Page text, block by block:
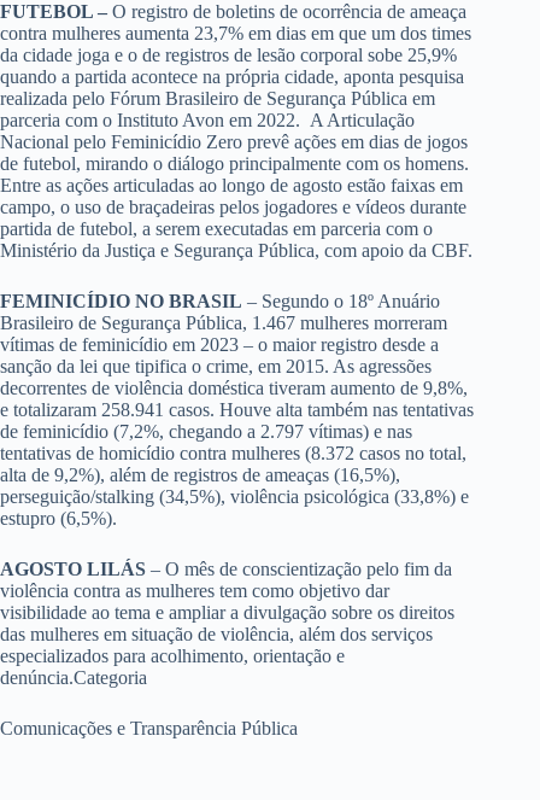
FUTEBOL – O registro de boletins de ocorrência de ameaça
contra mulheres aumenta 23,7% em dias em que um dos times
da cidade joga e o de registros de lesão corporal sobe 25,9%
quando a partida acontece na própria cidade, aponta pesquisa
realizada pelo Fórum Brasileiro de Segurança Pública em
parceria com o Instituto Avon em 2022. A Articulação
Nacional pelo Feminicídio Zero prevê ações em dias de jogos
de futebol, mirando o diálogo principalmente com os homens.
Entre as ações articuladas ao longo de agosto estão faixas em
campo, o uso de braçadeiras pelos jogadores e vídeos durante
partida de futebol, a serem executadas em parceria com o
Ministério da Justiça e Segurança Pública, com apoio da CBF.
FEMINICÍDIO NO BRASIL – Segundo o 18º Anuário
Brasileiro de Segurança Pública, 1.467 mulheres morreram
vítimas de feminicídio em 2023 – o maior registro desde a
sanção da lei que tipifica o crime, em 2015. As agressões
decorrentes de violência doméstica tiveram aumento de 9,8%,
e totalizaram 258.941 casos. Houve alta também nas tentativas
de feminicídio (7,2%, chegando a 2.797 vítimas) e nas
tentativas de homicídio contra mulheres (8.372 casos no total,
alta de 9,2%), além de registros de ameaças (16,5%),
perseguição/stalking (34,5%), violência psicológica (33,8%) e
estupro (6,5%).
AGOSTO LILÁS – O mês de conscientização pelo fim da
violência contra as mulheres tem como objetivo dar
visibilidade ao tema e ampliar a divulgação sobre os direitos
das mulheres em situação de violência, além dos serviços
especializados para acolhimento, orientação e
denúncia.Categoria
Comunicações e Transparência Pública